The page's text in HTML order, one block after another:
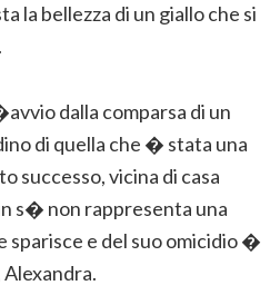
la bellezza di un giallo che si
dalla comparsa di un
di quella che � stata una
successo, vicina di casa
s� non rappresenta una
sparisce e del suo omicidio �